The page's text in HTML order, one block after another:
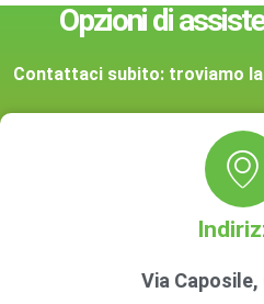
Opzioni di
Contattaci subito: troviamo
Via Caposile,